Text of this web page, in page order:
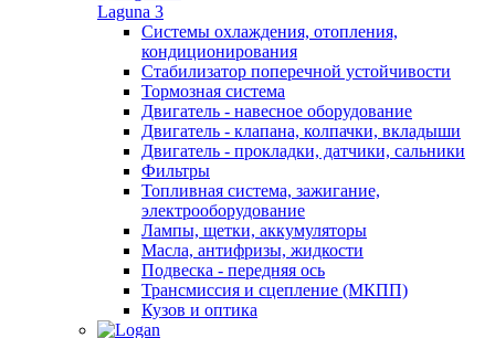
Laguna 3
Системы охлаждения, отопления,
кондиционирования
Стабилизатор поперечной устойчивости
Тормозная система
Двигатель - навесное оборудование
Двигатель - клапана, колпачки, вкладыши
Двигатель - прокладки, датчики, сальники
Фильтры
Топливная система, зажигание,
электрооборудование
Лампы, щетки, аккумуляторы
Масла, антифризы, жидкости
Подвеска - передняя ось
Трансмиссия и сцепление (МКПП)
Кузов и оптика